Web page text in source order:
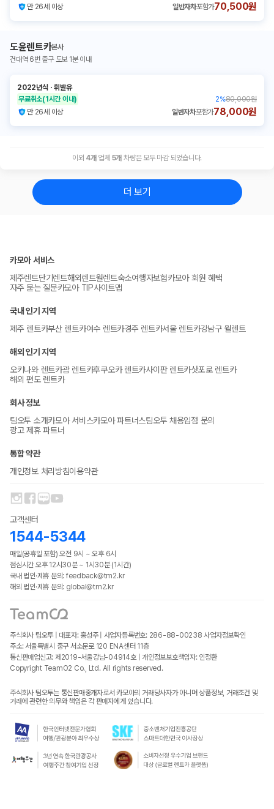
만 26세 이상
일반자차포함가70,500원
도윤렌트카본사
건대역 6번 출구 도보 1분 이내
2022년식 ㆍ휘발유
무료취소(1시간 이내) 2%80,000원
만 26세 이상
일반자차포함가78,000원
이외 4개 업체 5개 차량은 모두 마감 되었습니다.
더 보기
카모아 서비스
제주렌트단기렌트해외렌트월렌트숙소여행자보험카모아 회원 혜택
자주 묻는 질문카모아 TIP사이트맵
국내 인기 지역
제주 렌트카부산 렌트카여수 렌트카경주 렌트카서울 렌트카강남구 월렌트
해외 인기 지역
오키나와 렌트카괌 렌트카후쿠오카 렌트카사이판 렌트카삿포로 렌트카
해외 편도 렌트카
회사 정보
팀오투 소개카모아 서비스카모아 파트너스팀오투 채용입점 문의
광고 제휴 파트너
통합 약관
개인정보 처리방침이용약관
고객센터
1544-5344
매일(공휴일 포함) 오전 9시 ~ 오후 6시
점심시간 오후 12시30분 ~ 1시30분 (1시간)
국내 법인·제휴 문의: feedback@tm2.kr
해외 법인·제휴 문의: global@tm2.kr
주식회사 팀오투 | 대표자: 홍성주 | 사업자등록번호: 286-88-00238 사업자정보확인
주소: 서울특별시 중구 서소문로 120 ENA센터 11층
통신판매업신고: 제2019-서울강남-04914호 | 개인정보보호책임자: 인정환
Copyright TeamO2 Co., Ltd. All rights reserved.
주식회사 팀오투는 통신판매중개자로서 카모아의 거래당사자가 아니며 상품정보, 거래조건 및
거래에 관련한 의무와 책임은 각 판매자에게 있습니다.